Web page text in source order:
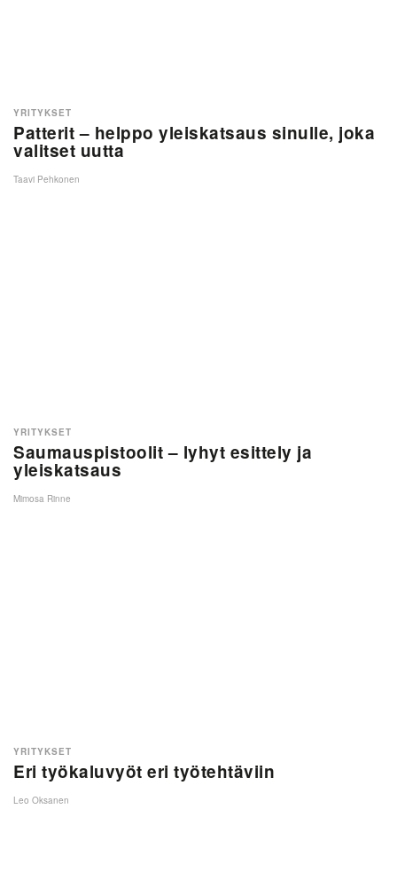
Patterit – helppo yleiskatsaus sinulle, joka
valitset uutta
YRITYKSET
Taavi Pehkonen
Saumauspistoolit – lyhyt esittely ja
yleiskatsaus
YRITYKSET
Mimosa Rinne
Eri työkaluvyöt eri työtehtäviin
YRITYKSET
Leo Oksanen